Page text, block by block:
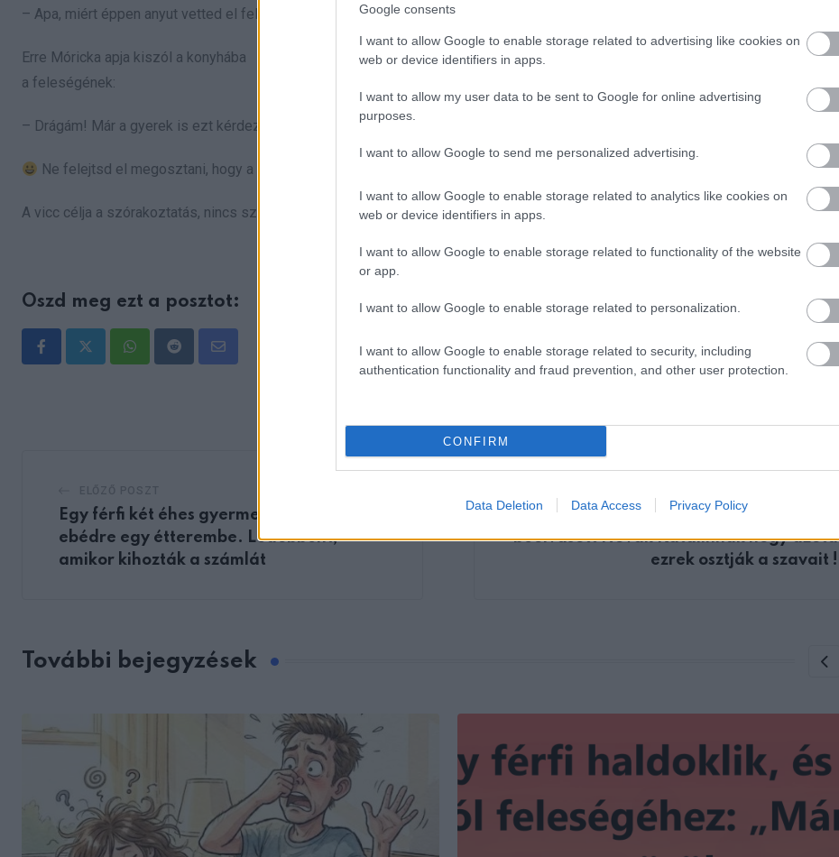
Google consents
I want to allow Google to enable storage related to advertising like cookies on
web or device identifiers in apps.
I want to allow my user data to be sent to Google for online advertising
purposes.
I want to allow Google to send me personalized advertising.
I want to allow Google to enable storage related to analytics like cookies on
web or device identifiers in apps.
I want to allow Google to enable storage related to functionality of the website
or app.
I want to allow Google to enable storage related to personalization.
I want to allow Google to enable storage related to security, including
authentication functionality and fraud prevention, and other user protection.
CONFIRM
Data Deletion Data Access Privacy Policy
– Apa, miért éppen anyut vetted el feleségül?
Erre Móricka apja kiszól a konyhába
a feleségének:
– Drágám! Már a gyerek is ezt kérdezi!
Ne felejtsd el megosztani, hogy a barátaid is nevessenek egy jót!
A vicc célja a szórakoztatás, nincs szándékunkban senkit sem megbántani!
Oszd meg ezt a posztot:
WhatsappRedditShare
Egy férfi két éhes gyermeket hívott meg
ebédre egy étterembe. Ledöbbent,
amikor kihozták a számlát
Nyugdíjas Marikanéni olyan kegyetlenül
beolvasott Novák Katalinnak hogy azóta
ezrek osztják a szavait !
További bejegyzések